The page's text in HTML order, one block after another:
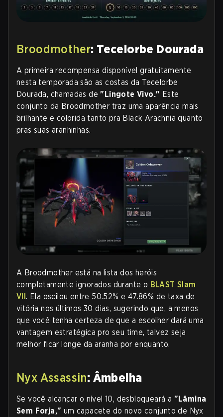
Broodmother: Tecelorbe Dourada
A primeira recompensa disponível gratuitamente
nesta temporada são as costas da Tecelorbe
Dourada, chamadas de "Lingote Vivo." Este
conjunto da Broodmother traz uma aparência mais
brilhante e colorida tanto pra Black Arachnia quanto
pras suas aranhinhas.
A Broodmother está na lista dos heróis
completamente ignorados durante o BLAST Slam
VII. Ela oscilou entre 50.52% e 47.86% de taxa de
vitória nos últimos 30 dias, sugerindo que, a menos
que você tenha certeza de que a escolher dará uma
vantagem estratégica pro seu time, talvez seja
melhor ficar longe da aranha por enquanto.
Nyx Assassin: Âmbelha
Se você alcançar o nível 10, desbloqueará a "Lâmina
Sem Forja," um capacete do novo conjunto de Nyx